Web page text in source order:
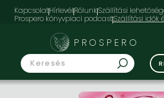
KapcsolatHírlevélRólunkSzállítási
Prospero könyvpiaci podcast
PROSPERO